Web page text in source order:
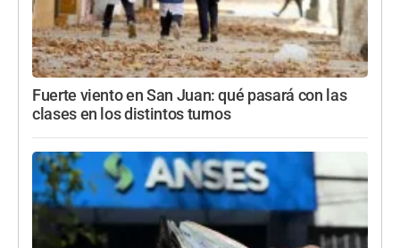
Fuerte viento en San Juan: qué pasará con las
clases en los distintos turnos